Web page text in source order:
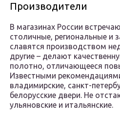
Производители
В магазинах России
столичные, региональные и
славятся производством
другие – делают
полотно, отличающееся
Известными
владимирские, санкт-
белорусские двери. Не
ульяновские и итальянские.